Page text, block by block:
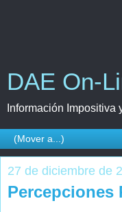
DAE On-
Información Impositiva
27 de diciembre de
Percepciones